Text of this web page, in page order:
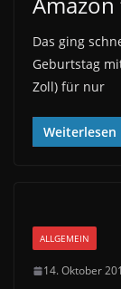
Das ging
Geburtstag
Zoll) für nur
Weiterlesen
ALLGEMEIN
14. Oktober